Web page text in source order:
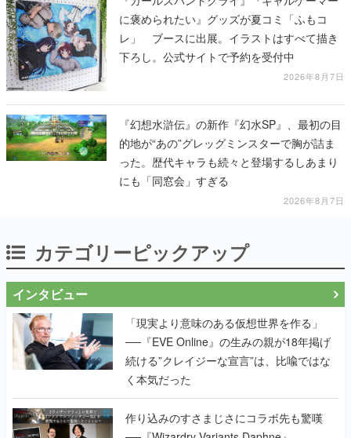
に褒められたい』グッズが夏コミ「ふもコ
レ」 ブースに出展。イラストはすべて描き
下ろし。公式サイトで予約を受付中
2026年8月7日
『幻想水滸伝』の新作『幻水SP』、最初の目
的地が“あの”グレッグミンスターで胸が詰ま
った。歴代キャラも続々と登場するしあまり
にも「同窓会」すぎる
2026年8月7日
カテゴリーピックアップ
インタビュー
「現実より意味のある仮想世界を作る」
──『EVE Online』の生みの親が18年掲げ
続ける”クレイジーな宣言”は、比喩ではな
く本気だった
作り込みのすさまじさにコラボ先も驚嘆